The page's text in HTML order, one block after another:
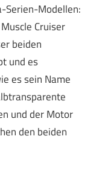
Serien-Modellen:
Cruiser
beiden
und es
es sein Name
und der Motor
den beiden